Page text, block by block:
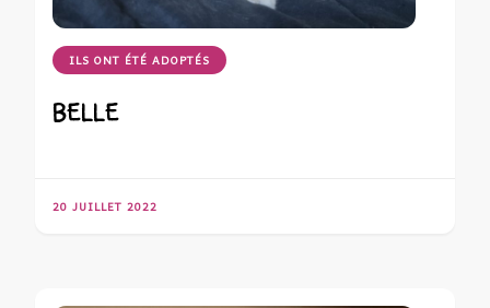
ILS ONT ÉTÉ ADOPTÉS
BELLE
20 JUILLET 2022